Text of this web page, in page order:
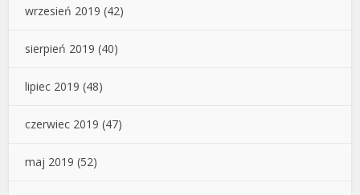
wrzesień 2019 (42)
sierpień 2019 (40)
lipiec 2019 (48)
czerwiec 2019 (47)
maj 2019 (52)